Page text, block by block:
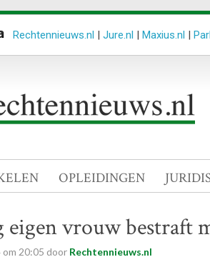
Rechtennieuws.nl | Jure.nl | Maxius.nl |
OPLEIDINGEN
vrouw bestraft
om 20:05 door Rechtennieuws.nl